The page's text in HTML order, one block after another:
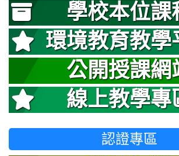
學校本位課
環境教育教學
公開授課網
線上教學專
認證專區